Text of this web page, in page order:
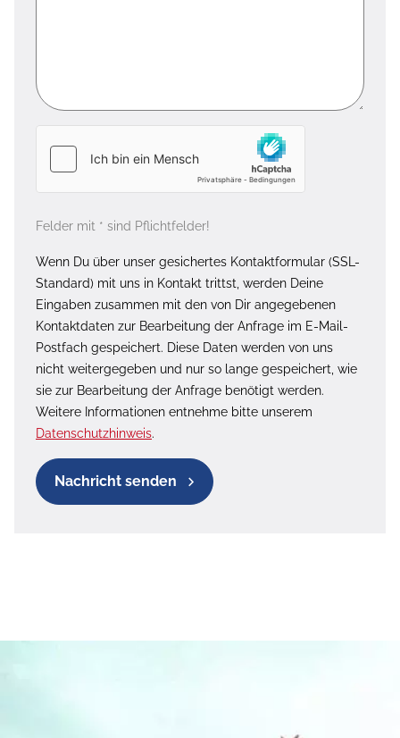
Felder mit * sind Pflichtfelder!
Wenn Du über unser gesichertes Kontaktformular (SSL-
Standard) mit uns in Kontakt trittst, werden Deine
Eingaben zusammen mit den von Dir angegebenen
Kontaktdaten zur Bearbeitung der Anfrage im E-Mail-
Postfach gespeichert. Diese Daten werden von uns
nicht weitergegeben und nur so lange gespeichert, wie
sie zur Bearbeitung der Anfrage benötigt werden.
Weitere Informationen entnehme bitte unserem
Datenschutzhinweis.
Nachricht senden